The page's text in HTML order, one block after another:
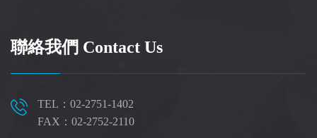
聯絡我們 Contact Us
TEL：02-2751-1402
FAX：02-2752-2110